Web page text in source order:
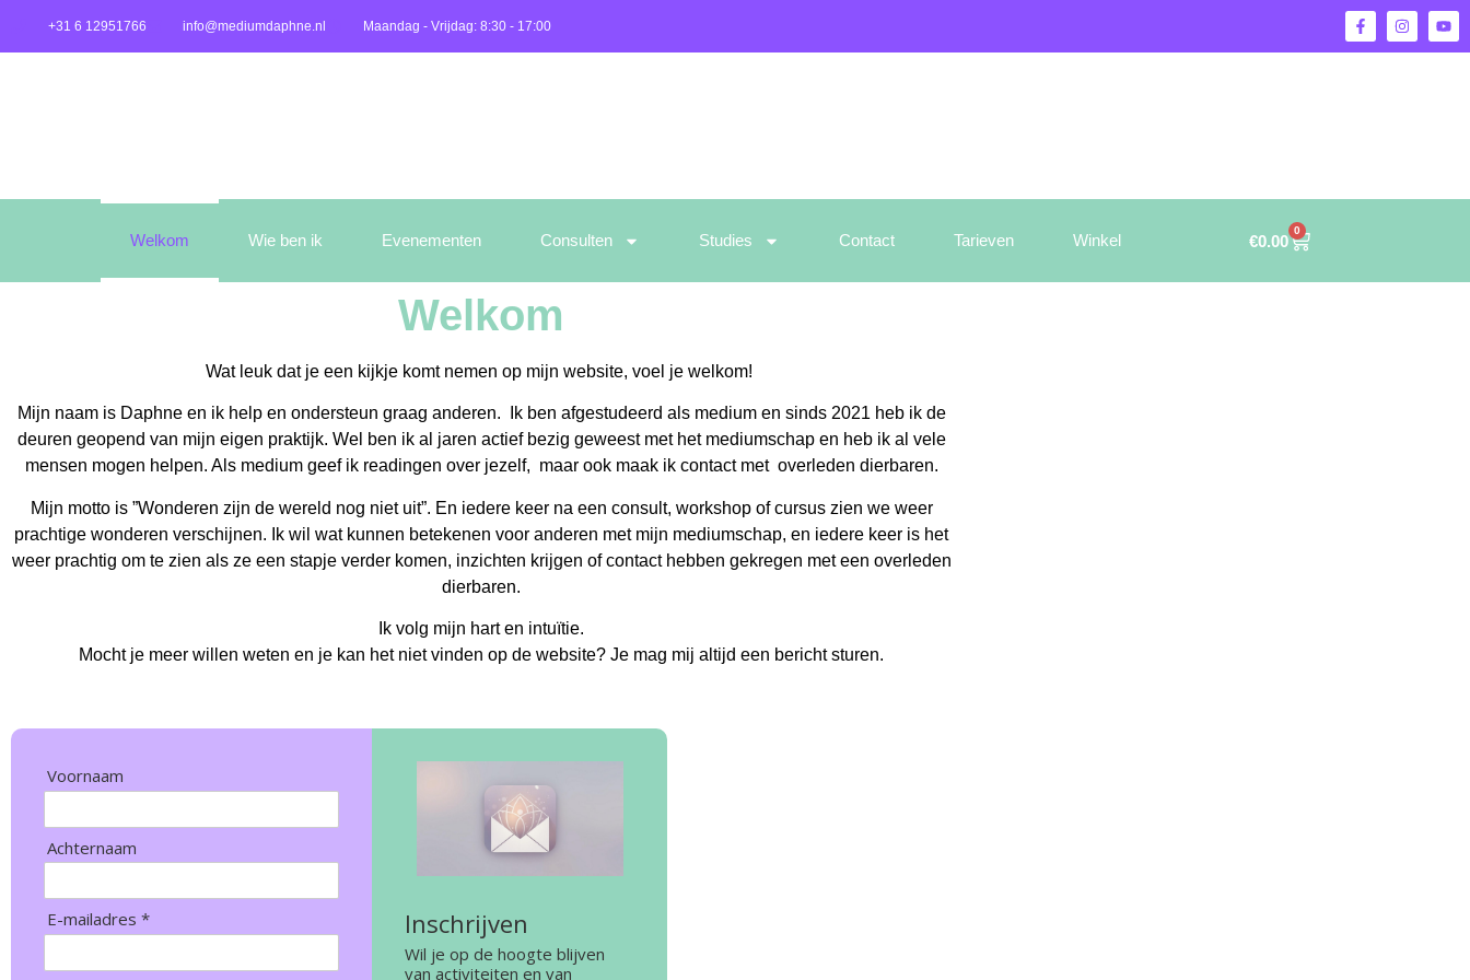
+31 6 12951766 info@mediumdaphne.nl Maandag - Vrijdag: 8:30 - 17:00
Welkom Wie ben ik Evenementen Consulten Studies Contact Tarieven Winkel €0.00
0
Welkom
Wat leuk dat je een kijkje komt nemen op mijn website, voel je welkom!
Mijn naam is Daphne en ik help en ondersteun graag anderen. Ik ben afgestudeerd als medium en sinds 2021 heb ik de
deuren geopend van mijn eigen praktijk. Wel ben ik al jaren actief bezig geweest met het mediumschap en heb ik al vele
mensen mogen helpen. Als medium geef ik readingen over jezelf, maar ook maak ik contact met overleden dierbaren.
Mijn motto is ”Wonderen zijn de wereld nog niet uit”. En iedere keer na een consult, workshop of cursus zien we weer
prachtige wonderen verschijnen. Ik wil wat kunnen betekenen voor anderen met mijn mediumschap, en iedere keer is het
weer prachtig om te zien als ze een stapje verder komen, inzichten krijgen of contact hebben gekregen met een overleden
dierbaren.
Ik volg mijn hart en intuïtie.
Mocht je meer willen weten en je kan het niet vinden op de website? Je mag mij altijd een bericht sturen.
Voornaam
Achternaam
E-mailadres * Inschrijven
Wil je op de hoogte blijven
van activiteiten en van